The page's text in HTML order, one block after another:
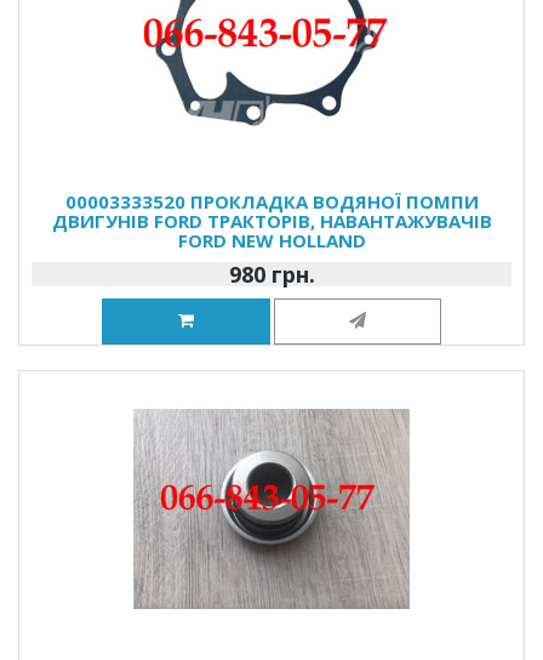
00003333520 ПРОКЛАДКА ВОДЯНОЇ ПОМПИ
ДВИГУНІВ FORD ТРАКТОРІВ, НАВАНТАЖУВАЧІВ
FORD NEW HOLLAND
980 грн.